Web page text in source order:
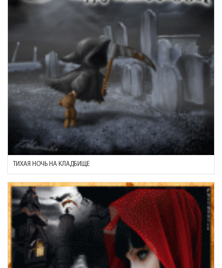
ТИХАЯ НОЧЬ НА КЛАДБИЩЕ